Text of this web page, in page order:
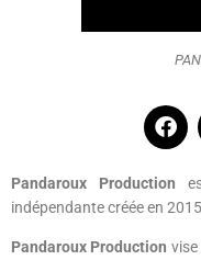
Pandaroux Production
indépendante créée en
Pandaroux Production vise